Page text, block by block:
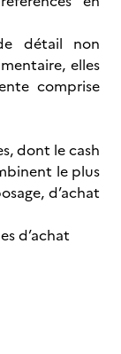
détail non
elles
comprise
dont le cash
le plus
d’achat
d’achat